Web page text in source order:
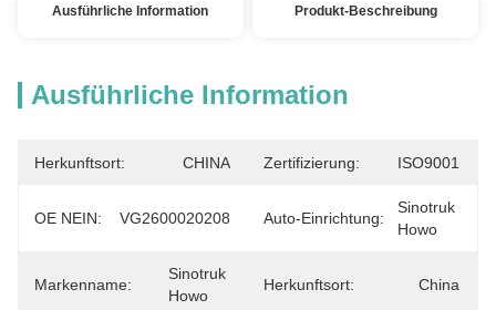
Ausführliche Information Produkt-Beschreibung
Ausführliche Information
Herkunftsort: CHINA Zertifizierung: ISO9001
OE NEIN: VG2600020208 Auto-Einrichtung:
Sinotruk
Howo
Markenname:
Sinotruk
Howo
Herkunftsort: China